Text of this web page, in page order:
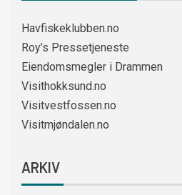
Havfiskeklubben.no
Roy’s Pressetjeneste
Eiendomsmegler i Drammen
Visithokksund.no
Visitvestfossen.no
Visitmjøndalen.no
ARKIV